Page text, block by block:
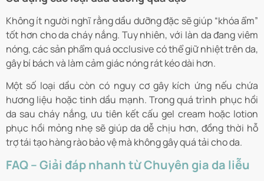
Không ít người nghĩ rằng dầu dưỡng đặc sẽ giúp “khóa ẩm”
tốt hơn cho da cháy nắng. Tuy nhiên, với làn da đang viêm
nóng, các sản phẩm quá occlusive có thể giữ nhiệt trên da,
gây bí bách và làm cảm giác nóng rát kéo dài hơn.
Một số loại dầu còn có nguy cơ gây kích ứng nếu chứa
hương liệu hoặc tinh dầu mạnh. Trong quá trình phục hồi
da sau cháy nắng, ưu tiên kết cấu gel cream hoặc lotion
phục hồi mỏng nhẹ sẽ giúp da dễ chịu hơn, đồng thời hỗ
trợ tái tạo hàng rào bảo vệ mà không gây quá tải cho da.
FAQ – Giải đáp nhanh từ Chuyên gia da liễu